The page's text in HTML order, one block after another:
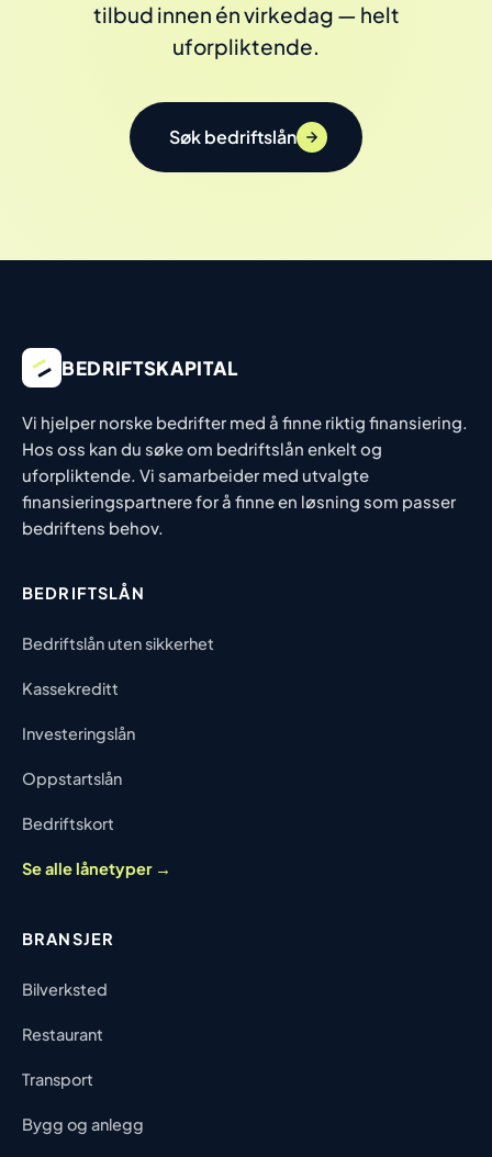
tilbud innen én virkedag — helt
uforpliktende.
Søk bedriftslån
BEDRIFTSKAPITAL
Vi hjelper norske bedrifter med å finne riktig finansiering.
Hos oss kan du søke om bedriftslån enkelt og
uforpliktende. Vi samarbeider med utvalgte
finansieringspartnere for å finne en løsning som passer
bedriftens behov.
BEDRIFTSLÅN
Bedriftslån uten sikkerhet
Kassekreditt
Investeringslån
Oppstartslån
Bedriftskort
Se alle lånetyper →
BRANSJER
Bilverksted
Restaurant
Transport
Bygg og anlegg